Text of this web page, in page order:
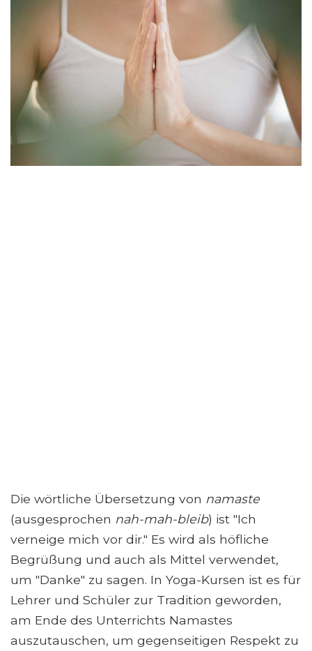
Die wörtliche Übersetzung von namaste
(ausgesprochen nah-mah-bleib) ist "Ich
verneige mich vor dir." Es wird als höfliche
Begrüßung und auch als Mittel verwendet,
um "Danke" zu sagen. In Yoga-Kursen ist es für
Lehrer und Schüler zur Tradition geworden,
am Ende des Unterrichts Namastes
auszutauschen, um gegenseitigen Respekt zu